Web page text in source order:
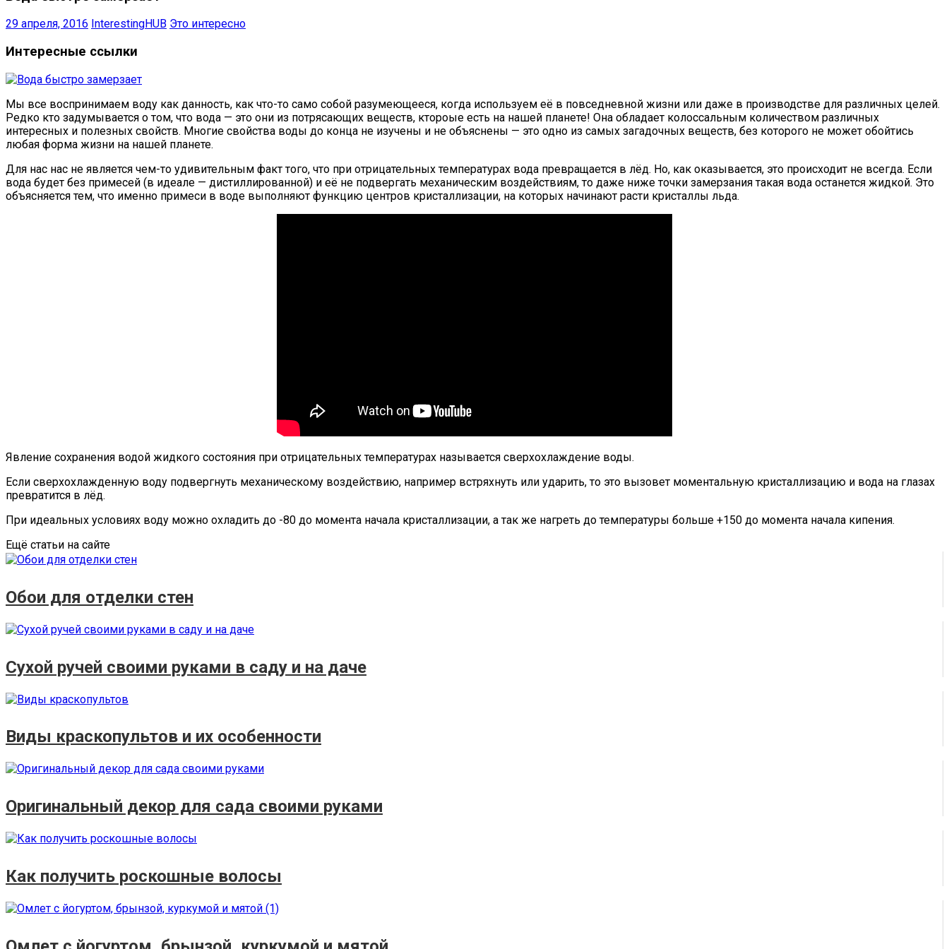
29 апреля, 2016 InterestingHUB Это интересно
Интересные ссылки
Мы все воспринимаем воду как данность, как что-то само собой разумеющееся, когда используем её в повседневной жизни или даже в производстве для различных целей.
Редко кто задумывается о том, что вода — это они из потрясающих веществ, ктороые есть на нашей планете! Она обладает колоссальным количеством различных
интересных и полезных свойств. Многие свойства воды до конца не изучены и не объяснены — это одно из самых загадочных веществ, без которого не может обойтись
любая форма жизни на нашей планете.
Для нас нас не является чем-то удивительным факт того, что при отрицательных температурах вода превращается в лёд. Но, как оказывается, это происходит не всегда. Если
вода будет без примесей (в идеале — дистиллированной) и её не подвергать механическим воздействиям, то даже ниже точки замерзания такая вода останется жидкой. Это
объясняется тем, что именно примеси в воде выполняют функцию центров кристаллизации, на которых начинают расти кристаллы льда.
Явление сохранения водой жидкого состояния при отрицательных температурах называется сверхохлаждение воды.
Если сверхохлажденную воду подвергнуть механическому воздействию, например встряхнуть или ударить, то это вызовет моментальную кристаллизацию и вода на глазах
превратится в лёд.
При идеальных условиях воду можно охладить до -80 до момента начала кристаллизации, а так же нагреть до температуры больше +150 до момента начала кипения.
Ещё статьи на сайте
Обои для отделки стен
Сухой ручей своими руками в саду и на даче
Виды краскопультов и их особенности
Оригинальный декор для сада своими руками
Как получить роскошные волосы